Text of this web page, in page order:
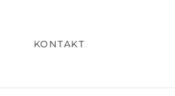
KONTAKT